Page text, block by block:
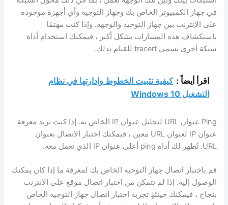
في جهاز الكمبيوتر الخاص بك وجهاز التوجيه وأي أجهزة موجودة
على الإنترنت بين جهاز التوجيه والوجهة. وإذا كنت مهتمًا
باستكشاف هذه المسارات بشكل أكبر ، فيمكنك استخدام أداة
شبكة أخرى تسمى tracert للقيام بذلك.
اقرأ أيضاً : كيفية تثبيت الخطوط وإدارتها في نظام
التشغيل Windows 10
Ping عنوان URL لتحليل عنوان IP الخاص به. إذا كنت تريد معرفة
عنوان IP لعنوان URL معين ، فيمكنك اختبار الاتصال بعنوان
URL. تُظهر لك أداة ping أعلى عنوان IP الذي تعمل معه.
قم باختبار اتصال جهاز التوجيه الخاص بك لمعرفة ما إذا كان يمكنك
الوصول إليه. إذا لم تتمكن من اختبار اتصال موقع على الإنترنت
بنجاح ، فيمكنك حينئذٍ تجربة اختبار اتصال جهاز التوجيه الخاص